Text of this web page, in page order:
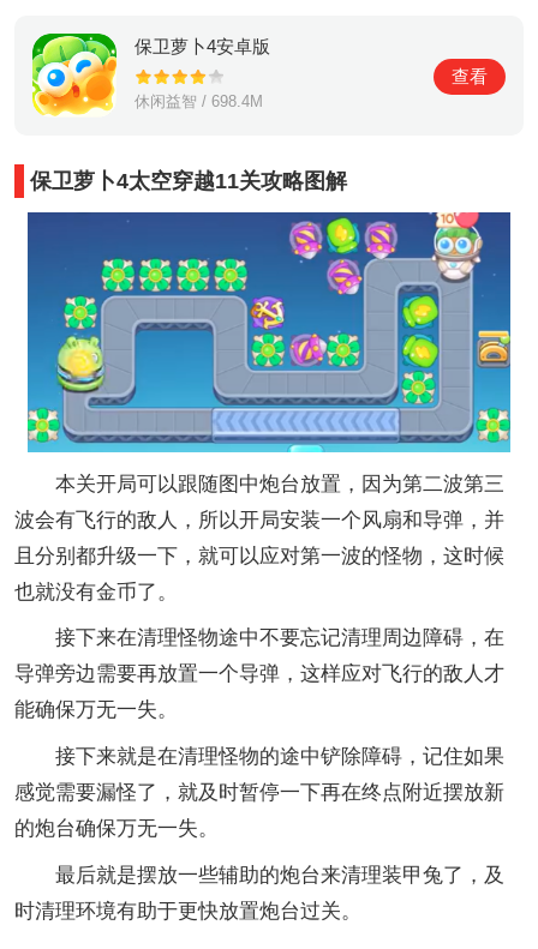
保卫萝卜4安卓版
休闲益智 / 698.4M
查看
保卫萝卜4太空穿越11关攻略图解
本关开局可以跟随图中炮台放置，因为第二波第三
波会有飞行的敌人，所以开局安装一个风扇和导弹，并
且分别都升级一下，就可以应对第一波的怪物，这时候
也就没有金币了。
接下来在清理怪物途中不要忘记清理周边障碍，在
导弹旁边需要再放置一个导弹，这样应对飞行的敌人才
能确保万无一失。
接下来就是在清理怪物的途中铲除障碍，记住如果
感觉需要漏怪了，就及时暂停一下再在终点附近摆放新
的炮台确保万无一失。
最后就是摆放一些辅助的炮台来清理装甲兔了，及
时清理环境有助于更快放置炮台过关。